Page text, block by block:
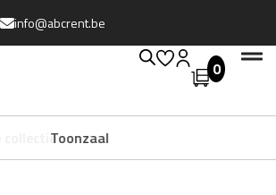
info@abcrent.be
0
Toonzaal
Uitgebreide collectie